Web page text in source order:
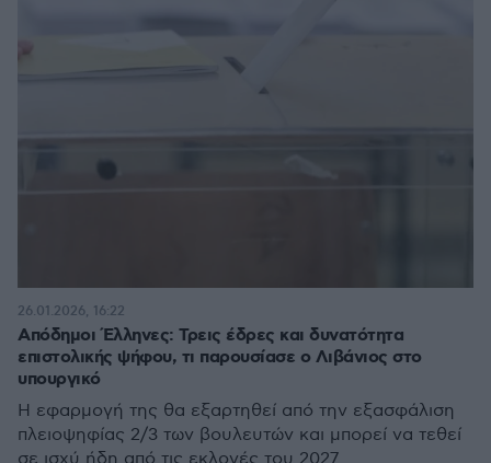
Απόδημοι Έλληνες: Τρεις έδρες και δυνατότητα
επιστολικής ψήφου, τι παρουσίασε ο Λιβάνιος στο
υπουργικό
Η εφαρμογή της θα εξαρτηθεί από την εξασφάλιση
πλειοψηφίας 2/3 των βουλευτών και μπορεί να τεθεί
26.01.2026, 16:22